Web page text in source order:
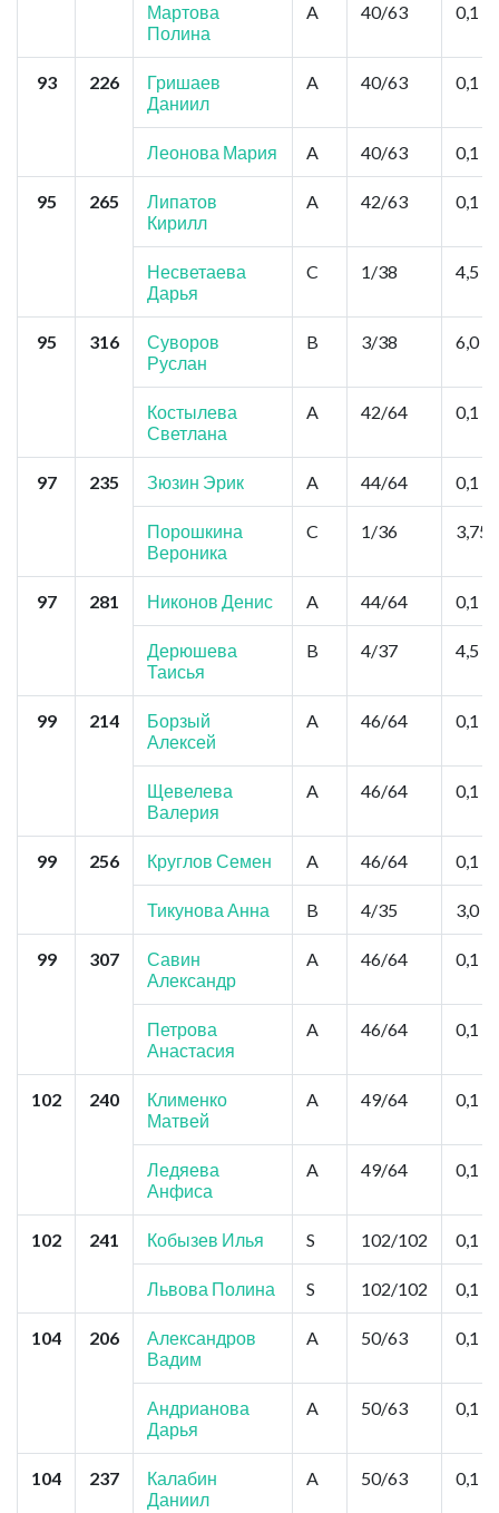
Мартова
Полина
A 40/63 0,1
93 226
Гришаев
Даниил
A 40/63 0,1
Леонова Мария A 40/63 0,1
95 265
Липатов
Кирилл
A 42/63 0,1
Несветаева
Дарья
C 1/38 4,5
95 316
Суворов
Руслан
B 3/38 6,0
Костылева
Светлана
A 42/64 0,1
97 235 Зюзин Эрик A 44/64 0,1
Порошкина
Вероника
C 1/36 3,75
97 281 Никонов Денис A 44/64 0,1
Дерюшева
Таисья
B 4/37 4,5
99 214
Борзый
Алексей
A 46/64 0,1
Щевелева
Валерия
A 46/64 0,1
99 256 Круглов Семен A 46/64 0,1
Тикунова Анна B 4/35 3,0
99 307
Савин
Александр
A 46/64 0,1
Петрова
Анастасия
A 46/64 0,1
102 240
Клименко
Матвей
A 49/64 0,1
Ледяева
Анфиса
A 49/64 0,1
102 241 Кобызев Илья S 102/102 0,1
Львова Полина S 102/102 0,1
104 206
Александров
Вадим
A 50/63 0,1
Андрианова
Дарья
A 50/63 0,1
104 237
Калабин
Даниил
A 50/63 0,1